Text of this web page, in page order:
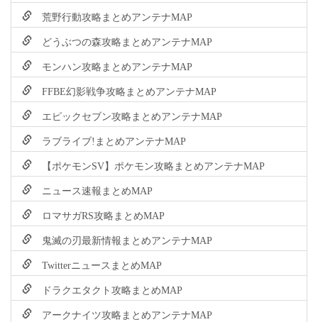
荒野行動攻略まとめアンテナMAP
どうぶつの森攻略まとめアンテナMAP
モンハン攻略まとめアンテナMAP
FFBE幻影戦争攻略まとめアンテナMAP
エピックセブン攻略まとめアンテナMAP
ラブライブ!まとめアンテナMAP
【ポケモンSV】ポケモン攻略まとめアンテナMAP
ニュース速報まとめMAP
ロマサガRS攻略まとめMAP
鬼滅の刃最新情報まとめアンテナMAP
TwitterニュースまとめMAP
ドラクエタクト攻略まとめMAP
アークナイツ攻略まとめアンテナMAP